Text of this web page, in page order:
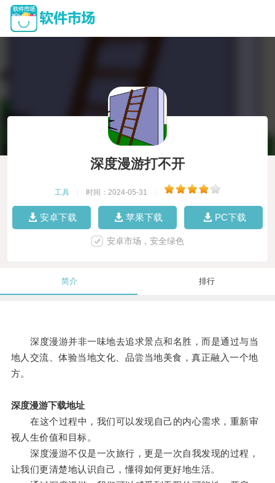
深度漫游打不开
工具 时间：2024-05-31
安卓下载 苹果下载 PC下载
安卓市场，安全绿色
简介 排行
深度漫游并非一味地去追求景点和名胜，而是通过与当
地人交流、体验当地文化、品尝当地美食，真正融入一个地
方。
深度漫游下载地址
在这个过程中，我们可以发现自己的内心需求，重新审
视人生价值和目标。
深度漫游不仅是一次旅行，更是一次自我发现的过程，
让我们更清楚地认识自己，懂得如何更好地生活。